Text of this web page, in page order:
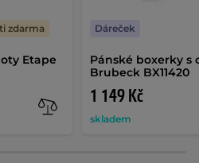
Etape
zdarma
Pánské boxerky s
Brubeck BX11420
1 149 Kč
skladem
Dáreček